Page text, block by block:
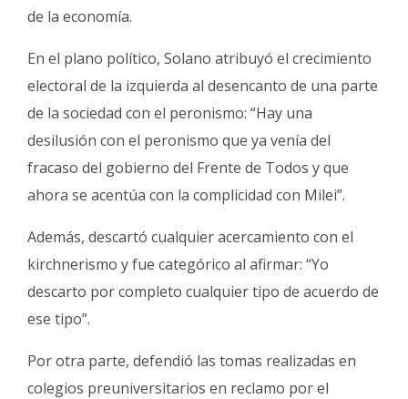
de la economía.
En el plano político, Solano atribuyó el crecimiento
electoral de la izquierda al desencanto de una parte
de la sociedad con el peronismo: “Hay una
desilusión con el peronismo que ya venía del
fracaso del gobierno del Frente de Todos y que
ahora se acentúa con la complicidad con Milei”.
Además, descartó cualquier acercamiento con el
kirchnerismo y fue categórico al afirmar: “Yo
descarto por completo cualquier tipo de acuerdo de
ese tipo”.
Por otra parte, defendió las tomas realizadas en
colegios preuniversitarios en reclamo por el